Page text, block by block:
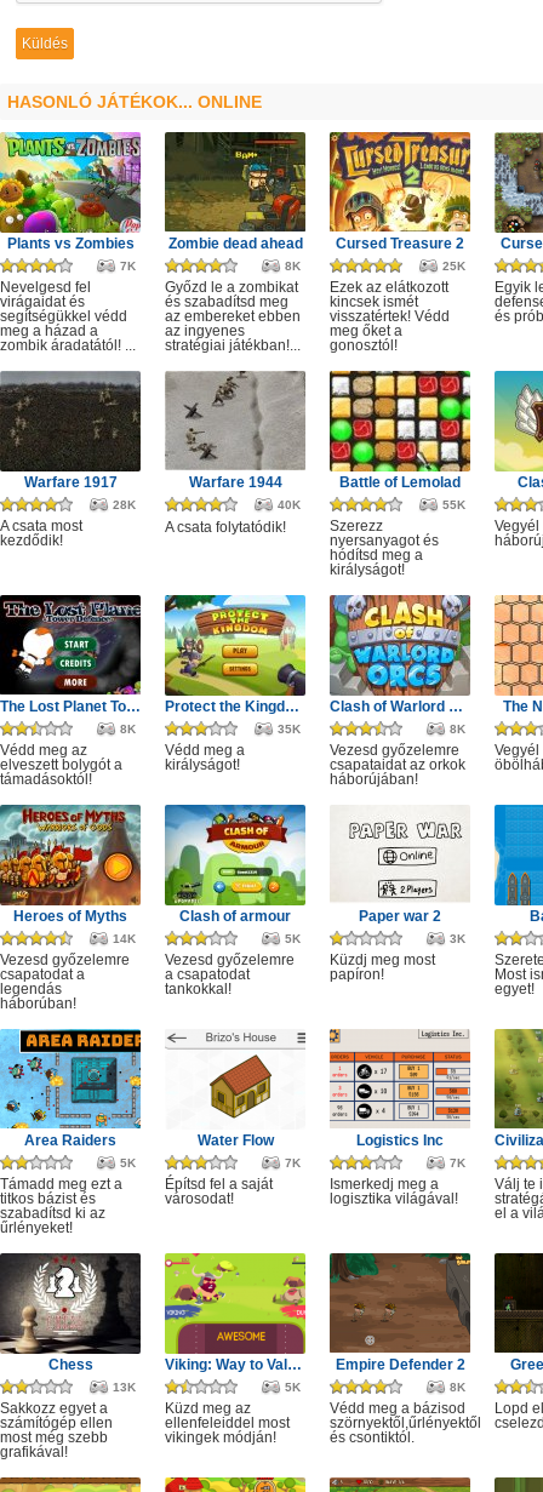
HASONLÓ JÁTÉKOK... ONLINE
Plants vs Zombies
7K
Nevelgesd fel
virágaidat és
segítségükkel védd
meg a házad a
zombik áradatától! ...
Zombie dead ahead
8K
Győzd le a zombikat
és szabadítsd meg
az embereket ebben
az ingyenes
stratégiai játékban!...
Cursed Treasure 2
25K
Ezek az elátkozott
kincsek ismét
visszatértek! Védd
meg őket a
gonosztól!
Egyik
és
Warfare 1917
28K
A csata most
kezdődik!
Warfare 1944
40K
A csata folytatódik!
Battle of Lemolad
55K
Szerezz
nyersanyagot és
hódítsd meg a
királyságot!
Vegyél
The Lost Planet Tower Defense
8K
Védd meg az
elveszett bolygót a
támadásoktól!
Protect the Kingdom
35K
Védd meg a
királyságot!
Clash of Warlord Orcs
8K
Vezesd győzelemre
csapataidat az orkok
háborújában!
The
Vegyél
Heroes of Myths
14K
Vezesd győzelemre
csapatodat a
legendás
háborúban!
Clash of armour
5K
Vezesd győzelemre
a csapatodat
tankokkal!
Paper war 2
3K
Küzdj meg most
papíron!
Most
egyet!
Area Raiders
5K
Támadd meg ezt a
titkos bázist és
szabadítsd ki az
űrlényeket!
Water Flow
7K
Építsd fel a saját
városodat!
Logistics Inc
7K
Ismerkedj meg a
logisztika világával!
Válj te
el a
Chess
13K
Sakkozz egyet a
számítógép ellen
most még szebb
grafikával!
Viking: Way to Valhalla
5K
Küzd meg az
ellenfeleiddel most
vikingek módján!
Empire Defender 2
8K
Védd meg a bázisod
szörnyektől,űrlényektől
és csontiktól.
Lopd